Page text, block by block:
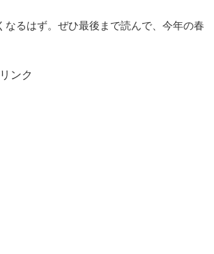
るはず。ぜひ最後まで読んで、今年の春
ンク